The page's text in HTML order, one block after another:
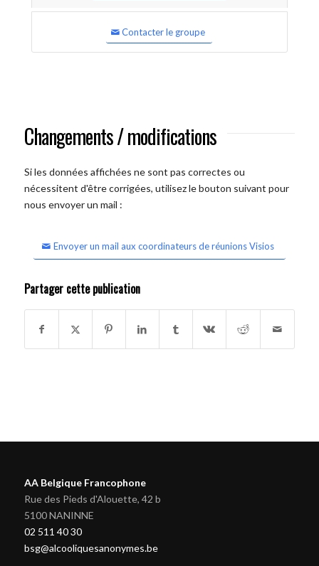
Contacter le groupe
Changements / modifications
Si les données affichées ne sont pas correctes ou
nécessitent d'être corrigées, utilisez le bouton suivant pour
nous envoyer un mail :
Envoyer un mail aux coordinateurs de réunions Visios
Partager cette publication
AA Belgique Francophone
Rue des Pieds d'Alouette, 42 b
5100 NANINNE
02 511 40 30
bsg@alcooliquesanonymes.be